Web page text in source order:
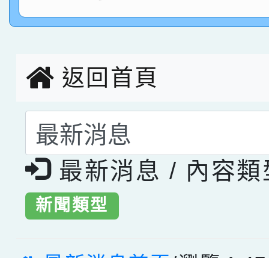
臺灣台語-第二名
市賽榮獲科學小創客佳
返回首頁
選擇後頁面內容會更
最新消息 / 內容類
新聞類型